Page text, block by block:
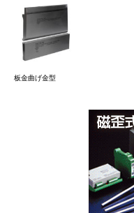
板金曲げ金型